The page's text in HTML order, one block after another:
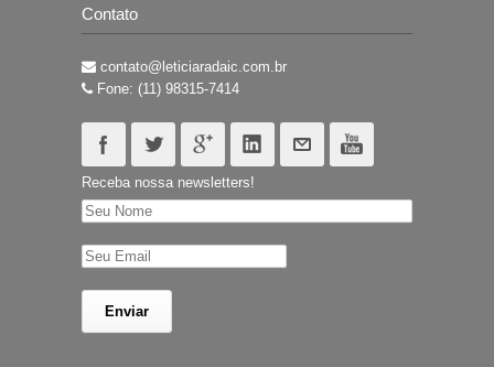
Contato
contato@leticiaradaic.com.br
Fone: (11) 98315-7414
Receba nossa newsletters!